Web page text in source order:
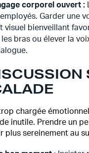
corporel ouvert :
Garder une
bienveillant
bras ou élever la
chargée
inutile. Prendre un
plus sereinement au